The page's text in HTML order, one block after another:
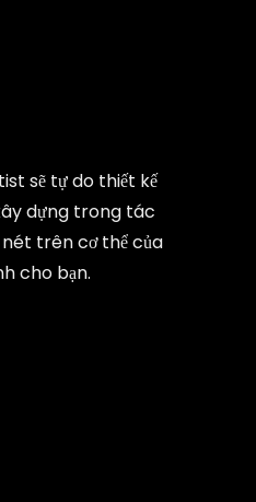
sẽ tự do thiết kế
dựng trong tác
trên cơ thể của
cho bạn.